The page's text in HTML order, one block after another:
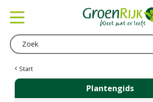
Start
Plantengids